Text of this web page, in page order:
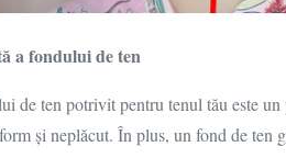
a fondului de ten
de ten potrivit pentru tenul tău este
și neplăcut. În plus, un fond de ten